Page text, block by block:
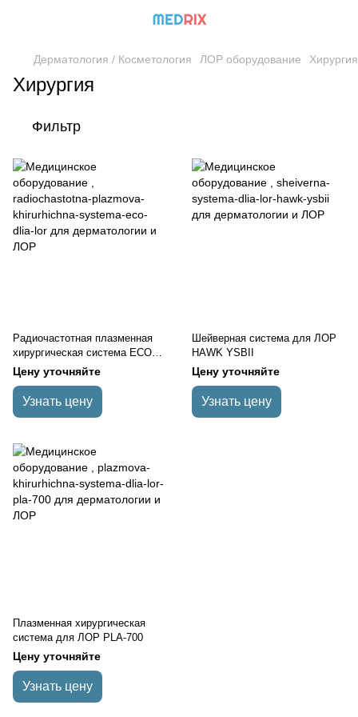
Дерматология / Косметология ЛОР оборудование Хирургия
Хирургия
Фильтр
Радиочастотная плазменная
хирургическая система ECO
для ЛОР
Цену уточняйте
Узнать цену
Шейверная система для ЛОР
HAWK YSBII
Цену уточняйте
Узнать цену
Плазменная хирургическая
система для ЛОР PLA-700
Цену уточняйте
Узнать цену